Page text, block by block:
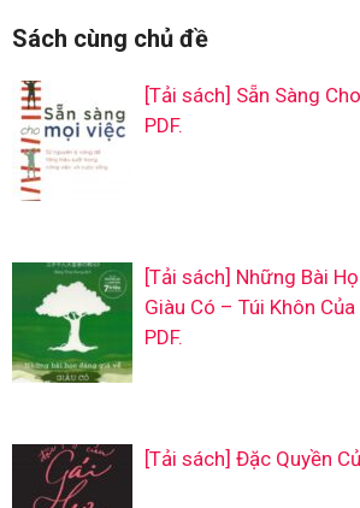
Sách cùng chủ đề
[Tải sách] Sẵn Sàng
PDF.
[Tải sách] Những Bài
Giàu Có – Túi Khôn
PDF.
[Tải sách] Đặc Quyền